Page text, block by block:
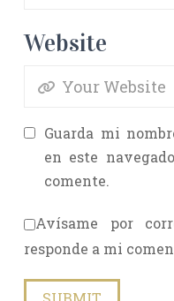
Website
Guarda mi
en este
comente.
Avísame por
responde a mi